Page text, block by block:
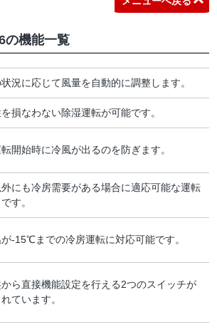
の機能一覧
況に応じて風量を自動的に調整します。
損なわない除湿運転が可能です。
開始時に冷風が出るのを防ぎます。
にも冷房需要がある場合に適応可能な運転
す。
-15℃までの冷房運転に対応可能です。
ら直接機能設定を行える2つのスイッチが
ています。